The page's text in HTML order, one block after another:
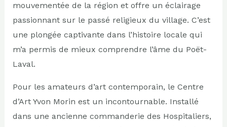
mouvementée de la région et offre un éclairage
passionnant sur le passé religieux du village. C’est
une plongée captivante dans l’histoire locale qui
m’a permis de mieux comprendre l’âme du Poët-
Laval.
Pour les amateurs d’art contemporain, le Centre
d’Art Yvon Morin est un incontournable. Installé
dans une ancienne commanderie des Hospitaliers,